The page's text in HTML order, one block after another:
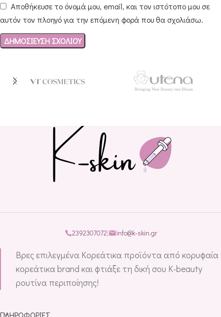
Αποθήκευσε το όνομά μου, email, και τον ιστότοπο μου σε
αυτόν τον πλοηγό για την επόμενη φορά που θα σχολιάσω.
2392307072| info@k-skin.gr
Βρες επιλεγμένα Κορεάτικα προϊόντα από κορυφαία
κορεάτικα brand και φτιάξε τη δική σου K-beauty
ρουτίνα περιποίησης!
ΠΛΗΡΟΦΟΡΊΕΣ